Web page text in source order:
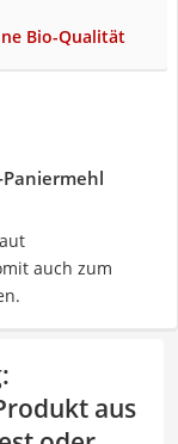
Bio-Qualität
auch zum
:
aus